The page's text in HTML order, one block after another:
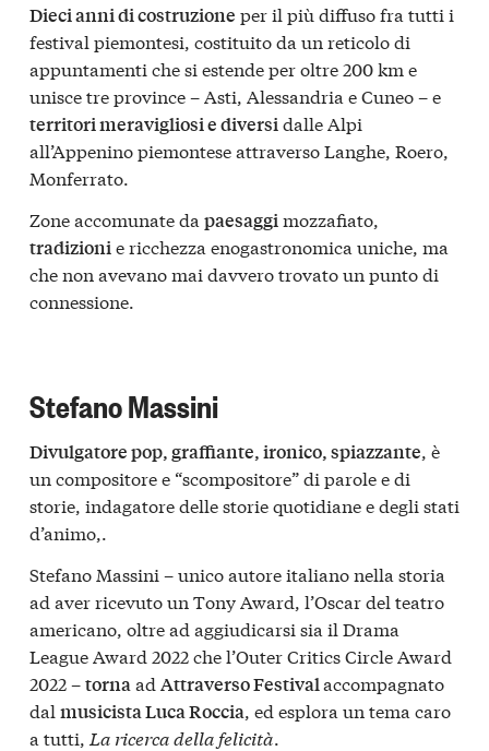
Dieci anni di costruzione per il più diffuso fra tutti i
festival piemontesi, costituito da un reticolo di
appuntamenti che si estende per oltre 200 km e
unisce tre province – Asti, Alessandria e Cuneo – e
territori meravigliosi e diversidalle Alpi
all’Appenino piemontese attraverso Langhe, Roero,
Monferrato.
Zone accomunate da paesaggimozzafiato,
tradizionie ricchezza enogastronomica uniche, ma
che non avevano mai davvero trovato un punto di
connessione.
Stefano Massini
Divulgatore pop, graffiante, ironico, spiazzante, è
un compositore e “scompositore” di parole e di
storie, indagatore delle storie quotidiane e degli stati
d’animo,.
Stefano Massini – unico autore italiano nella storia
ad aver ricevuto un Tony Award, l’Oscar del teatro
americano, oltre ad aggiudicarsi sia il Drama
League Award 2022 che l’Outer Critics Circle Award
2022 –tornaad Attraverso Festivalaccompagnato
dal musicista Luca Roccia, ed esplora un tema caro
a tutti, La ricerca della felicità.